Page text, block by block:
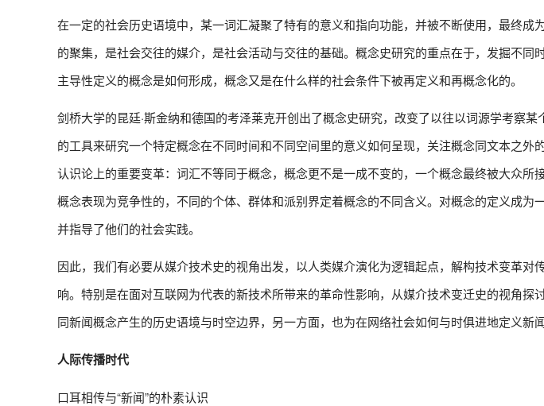
在一定的社会历史语境中，某一词汇凝聚了特有的意义和指向功能，并被不断使用，最终成
的聚集，是社会交往的媒介，是社会活动与交往的基础。概念史研究的重点在于，发掘不同
主导性定义的概念是如何形成，概念又是在什么样的社会条件下被再定义和再概念化的。
剑桥大学的昆廷·斯金纳和德国的考泽莱克开创出了概念史研究，改变了以往以词源学考察
的工具来研究一个特定概念在不同时间和不同空间里的意义如何呈现，关注概念同文本之外
认识论上的重要变革：词汇不等同于概念，概念更不是一成不变的，一个概念最终被大众所
概念表现为竞争性的，不同的个体、群体和派别界定着概念的不同含义。对概念的定义成为
并指导了他们的社会实践。
因此，我们有必要从媒介技术史的视角出发，以人类媒介演化为逻辑起点，解构技术变革对
响。特别是在面对互联网为代表的新技术所带来的革命性影响，从媒介技术变迁史的视角探
同新闻概念产生的历史语境与时空边界，另一方面，也为在网络社会如何与时俱进地定义新
人际传播时代
口耳相传与“新闻”的朴素认识